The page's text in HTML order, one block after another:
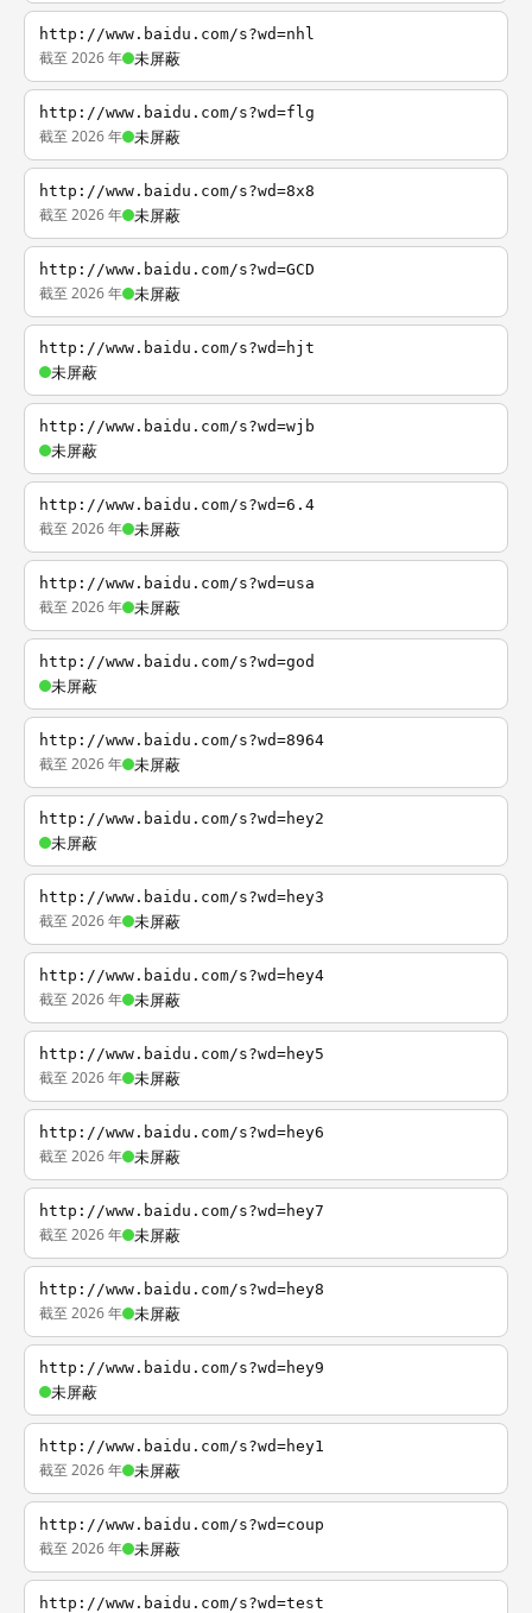
http://www.baidu.com/s?wd=nhl
截至 2026 年 未屏蔽
http://www.baidu.com/s?wd=flg
截至 2026 年 未屏蔽
http://www.baidu.com/s?wd=8x8
截至 2026 年 未屏蔽
http://www.baidu.com/s?wd=GCD
截至 2026 年 未屏蔽
http://www.baidu.com/s?wd=hjt
未屏蔽
http://www.baidu.com/s?wd=wjb
未屏蔽
http://www.baidu.com/s?wd=6.4
截至 2026 年 未屏蔽
http://www.baidu.com/s?wd=usa
截至 2026 年 未屏蔽
http://www.baidu.com/s?wd=god
未屏蔽
http://www.baidu.com/s?wd=8964
截至 2026 年 未屏蔽
http://www.baidu.com/s?wd=hey2
未屏蔽
http://www.baidu.com/s?wd=hey3
截至 2026 年 未屏蔽
http://www.baidu.com/s?wd=hey4
截至 2026 年 未屏蔽
http://www.baidu.com/s?wd=hey5
截至 2026 年 未屏蔽
http://www.baidu.com/s?wd=hey6
截至 2026 年 未屏蔽
http://www.baidu.com/s?wd=hey7
截至 2026 年 未屏蔽
http://www.baidu.com/s?wd=hey8
截至 2026 年 未屏蔽
http://www.baidu.com/s?wd=hey9
未屏蔽
http://www.baidu.com/s?wd=hey1
截至 2026 年 未屏蔽
http://www.baidu.com/s?wd=coup
截至 2026 年 未屏蔽
http://www.baidu.com/s?wd=test